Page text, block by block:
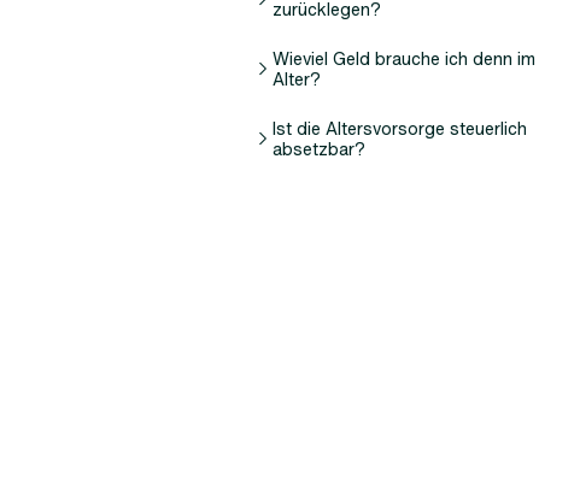
zurücklegen?
Wieviel Geld brauche ich denn im
Alter?
Ist die Altersvorsorge steuerlich
absetzbar?